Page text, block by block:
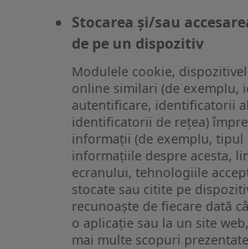
Stocarea și/sau
de pe un dispozitiv
Modulele cookie,
online similari (de exemplu,
autentificare, identificatorii
identificatorii de rețea)
informații (de exemplu, tipul
informațiile despre acesta,
ecranului, tehnologiile
stocate sau citite pe
recunoaște de fiecare dată
o aplicație sau la un site
mai multe scopuri